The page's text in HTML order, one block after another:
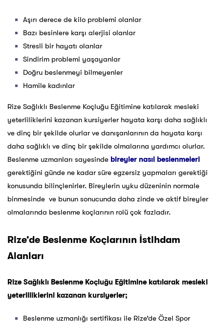
Aşırı derece de kilo problemi olanlar
Bazı besinlere karşı alerjisi olanlar
Stresli bir hayatı olanlar
Sindirim problemi yaşayanlar
Doğru beslenmeyi bilmeyenler
Hamile kadınlar
Rize Sağlıklı Beslenme Koçluğu Eğitimine katılarak mesleki
yeterliliklerini kazanan kursiyerler hayata karşı daha sağlıklı
ve dinç bir şekilde olurlar ve danışanlarının da hayata karşı
daha sağlıklı ve dinç bir şekilde olmalarına yardımcı olurlar.
Beslenme uzmanları sayesinde bireyler nasıl beslenmeleri
gerektiğini günde ne kadar süre egzersiz yapmaları gerektiği
konusunda bilinçlenirler. Bireylerin uyku düzeninin normale
binmesinde ve bunun sonucunda daha zinde ve aktif bireyler
olmalarında beslenme koçlarının rolü çok fazladır.
Rize’de Beslenme Koçlarının İstihdam
Alanları
Rize Sağlıklı Beslenme Koçluğu Eğitimine katılarak mesleki
yeterliliklerini kazanan kursiyerler;
Beslenme uzmanlığı sertifikası ile Rize’de Özel Spor